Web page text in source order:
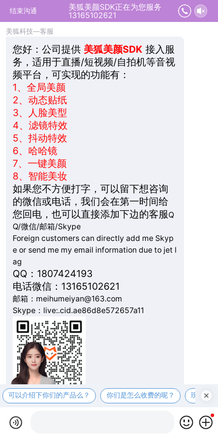
结束沟通
美狐美颜SDK正在为您服务
13165102621
2026-08-08 03:24:53 开始沟通
美狐科技—客服
您好： 公司提供 美狐美颜SDK 接入服
务，适用于直播/短视频/自拍机等音视
频平台，可实现的功能有：
1、 全局美颜
2、 动态贴纸
3、
人脸美型
4、 滤镜特效
5、 抖动特效
6、 哈哈镜
7、 一键美颜
8、 智能美妆
如果您不方便打字，可以留下想咨询
的微信或电话，我们会在第一时间给
您回电，也可以直接添加下边的客服Q
Q/微信/邮箱/Skype
Foreign customers can directly add me Skyp
e or send me my email information due to jet l
ag
QQ：1807424193
电话微信：13165102621
邮箱：meihumeiyan@163.com
Skype：live:.cid.ae86d8e572657a11
可以介绍下你们的产品么？ 你们是怎么收费的呢？ 现在有